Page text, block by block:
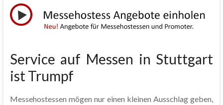
Service auf Messen in Stuttgart
ist Trumpf
Messehostessen mögen nur einen kleinen Ausschlag geben,